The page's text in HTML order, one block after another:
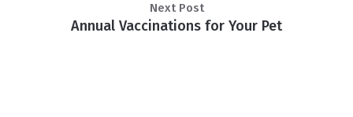
Annual Vaccinations for Your Pet
Next Post